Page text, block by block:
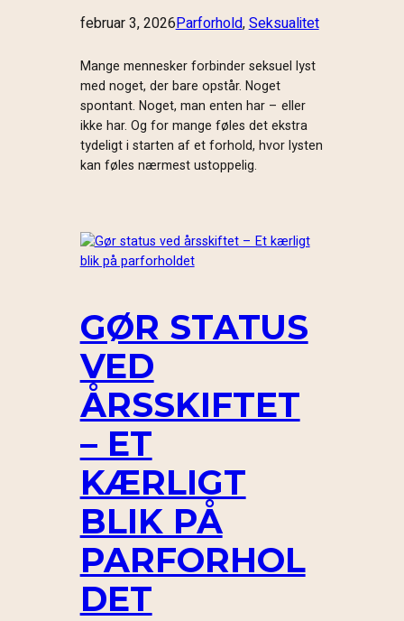
februar 3, 2026Parforhold, Seksualitet
Mange mennesker forbinder seksuel lyst
med noget, der bare opstår. Noget
spontant. Noget, man enten har – eller
ikke har. Og for mange føles det ekstra
tydeligt i starten af et forhold, hvor lysten
kan føles nærmest ustoppelig.
GØR STATUS
VED
ÅRSSKIFTET
– ET
KÆRLIGT
BLIK PÅ
PARFORHOL
DET